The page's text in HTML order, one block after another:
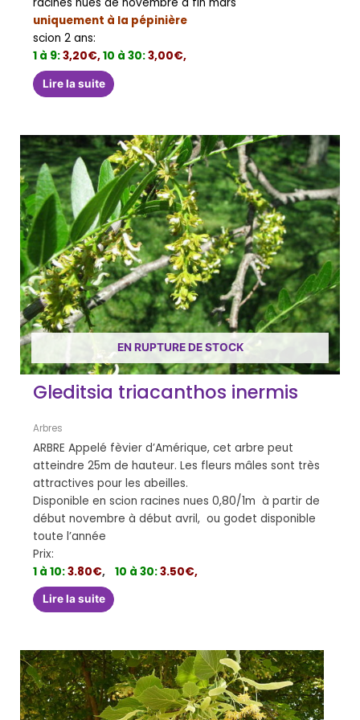
uniquement à la pépinière
scion 2 ans:
1 à 9:3,20€,10 à 30:3,00€,
Lire la suite
EN RUPTURE DE STOCK
Gleditsia triacanthos inermis
Arbres
ARBRE Appelé fèvier d’Amérique, cet arbre peut
atteindre 25m de hauteur. Les fleurs mâles sont très
attractives pour les abeilles.
Disponible en scion racines nues 0,80/1m à partir de
début novembre à début avril, ou godet disponible
toute l’année
Prix:
1 à 10:3.80€, 10 à 30:3.50€,
Lire la suite